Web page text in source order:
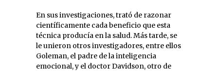
En sus investigaciones, trató de razonar
científicamente cada beneficio que esta
técnica producía en la salud. Más tarde, se
le unieron otros investigadores, entre ellos
Goleman, el padre de la inteligencia
emocional, y el doctor Davidson, otro de